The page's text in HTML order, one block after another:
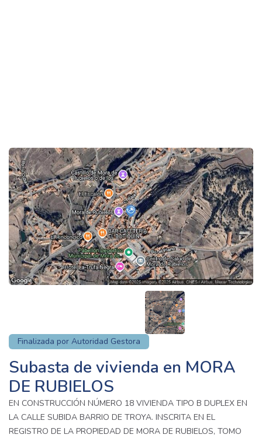
Finalizada por Autoridad Gestora
Subasta de vivienda en MORA
DE RUBIELOS
EN CONSTRUCCIÓN NÚMERO 18 VIVIENDA TIPO B DUPLEX EN
LA CALLE SUBIDA BARRIO DE TROYA. INSCRITA EN EL
REGISTRO DE LA PROPIEDAD DE MORA DE RUBIELOS, TOMO